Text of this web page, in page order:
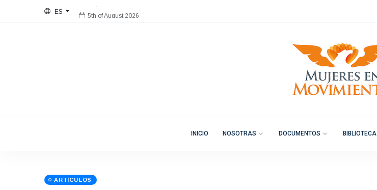
ES
5th of August 2026
INICIO NOSOTRAS DOCUMENTOS BIBLIOTECA
ARTÍCULOS